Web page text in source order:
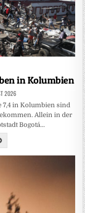
in Kolumbien
2026
7,4 in Kolumbien sind
Allein in der
Bogotá…